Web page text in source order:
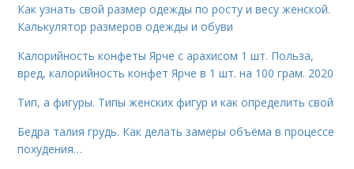
Как узнать свой размер одежды по росту и весу женской.
Калькулятор размеров одежды и обуви
Калорийность конфеты Ярче с арахисом 1 шт. Польза,
вред, калорийность конфет Ярче в 1 шт. на 100 грам. 2020
Тип, а фигуры. Типы женских фигур и как определить свой
Бедра талия грудь. Как делать замеры объёма в процессе
похудения…